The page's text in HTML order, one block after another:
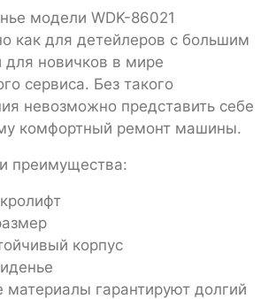
модели WDK-86021
как для детейлеров с большим
для новичков в мире
сервиса. Без такого
невозможно представить себе
комфортный ремонт машины.
преимущества:
корпус
материалы гарантируют долгий